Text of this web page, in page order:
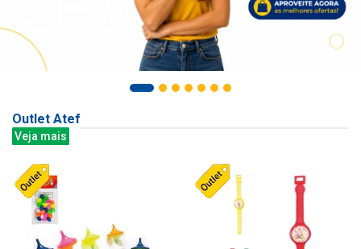
Outlet Atef
Veja mais